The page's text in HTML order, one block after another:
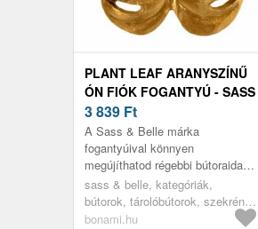
PLANT LEAF ARANYSZÍNŰ
ÓN FIÓK FOGANTYÚ - SASS
& BELLE
3 839 Ft
A Sass & Belle márka
fogantyúival könnyen
megújíthatod régebbi bútoraidat.
Vigyél egyediséget a belső térbe!
sass & belle, kategóriák,
bútorok, tárolóbútorok, szekrény
kiegészítők
bonami.hu